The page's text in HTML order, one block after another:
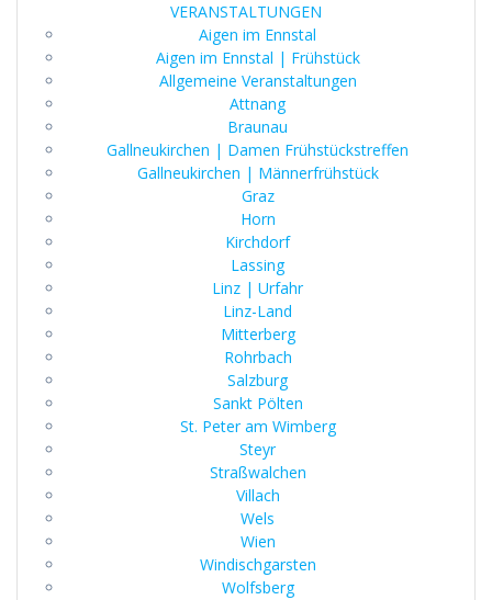
VERANSTALTUNGEN
Aigen im Ennstal
Aigen im Ennstal | Frühstück
Allgemeine Veranstaltungen
Attnang
Braunau
Gallneukirchen | Damen Frühstückstreffen
Gallneukirchen | Männerfrühstück
Graz
Horn
Kirchdorf
Lassing
Linz | Urfahr
Linz-Land
Mitterberg
Rohrbach
Salzburg
Sankt Pölten
St. Peter am Wimberg
Steyr
Straßwalchen
Villach
Wels
Wien
Windischgarsten
Wolfsberg